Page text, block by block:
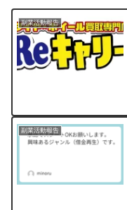
副業活動報告
副業活動報告